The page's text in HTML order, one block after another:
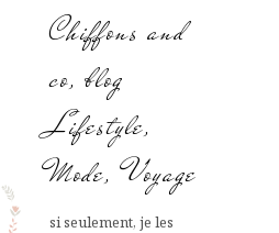
Chiffons and
co, blog
Lifestyle,
Mode, Voyage
si seulement, je les